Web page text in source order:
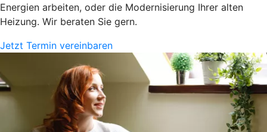
Energien arbeiten, oder die Modernisierung Ihrer alten
Heizung. Wir beraten Sie gern.
Jetzt Termin vereinbaren